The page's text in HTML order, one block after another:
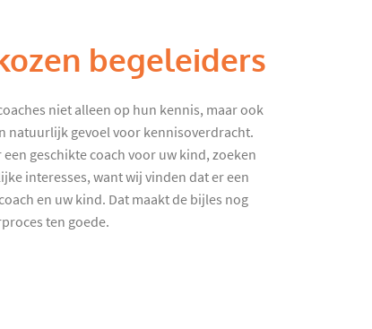
begeleiders
niet alleen op hun kennis, maar ook
natuurlijk gevoel voor kennisoverdracht.
geschikte coach voor uw kind, zoeken
interesses, want wij vinden dat er een
en uw kind. Dat maakt de bijles nog
ten goede.